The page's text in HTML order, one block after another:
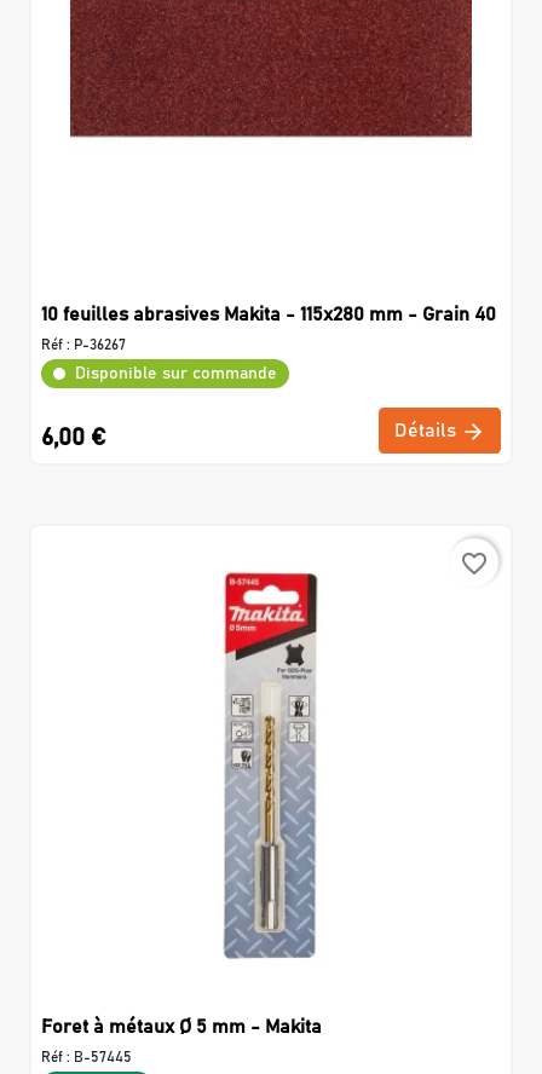
10 feuilles abrasives Makita - 115x280 mm - Grain 40
Réf : P-36267
Disponible sur commande
6,00 € Détails
favorite_border
Foret à métaux Ø 5 mm - Makita
Réf : B-57445